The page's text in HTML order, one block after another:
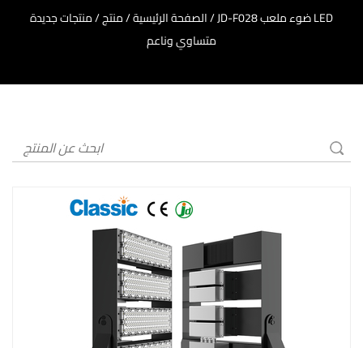
الصفحة الرئيسية/منتج/منتجات جديدة /JD-F028 ضوء ملعب LED
متساوي وناعم